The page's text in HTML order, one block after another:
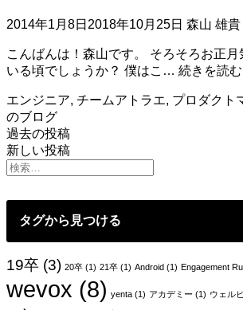
2014年1月8日 2018年10月25日 森山 雄貴
こんばんは！森山です。 そろそろお正月
いる頃でしょうか？ 僕はこ… 続きを読む
エンジニア, チームアトラエ, プロダクト
のブログ
投
稿
ビ
ゲ
ー
シ
過去の投稿
新しい投稿
タグから見つける
19卒 (3) 20卒 (1) 21卒 (1) Android (1) Engagement
wevox (8) yenta (1) アカデミー (1) ウェル